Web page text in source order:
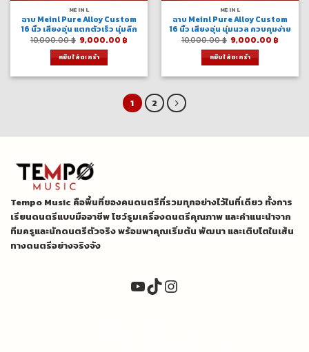
MEINL
ฉาบ Meinl Pure Alloy Custom
16 นิ้ว เสียงอุ่น แตกตัวเร็ว นุ่มลึก
10,000.00฿ Original
price
was:
10,000.00 ฿.
9,000.00 ฿
หยิบใส่ตะกร้า
MEINL
ฉาบ Meinl Pure Alloy Custom
16 นิ้ว เสียงอุ่น นุ่มนวล ควบคุมง่าย
10,000.00฿ Original
price
was:
10,000.00 ฿.
9,000.00 ฿
หยิบใส่ตะกร้า
1 2
Tempo Music คือพื้นที่ของคนดนตรีที่รวมทุกอย่างไว้ในที่เดียว ทั้งการ
เรียนดนตรีแบบมืออาชีพ โชว์รูมเครื่องดนตรีคุณภาพ และคำแนะนำจาก
ทีมครูและนักดนตรีตัวจริง พร้อมพาคุณเริ่มต้น พัฒนา และเติบโตในเส้น
ทางดนตรีอย่างจริงจัง
YouTube
TikTok
Instagram